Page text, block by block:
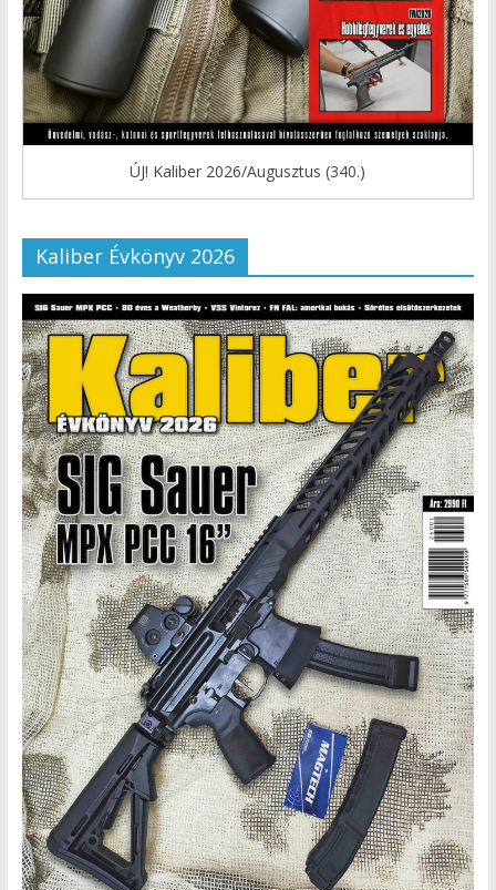
ÚJ! Kaliber 2026/Augusztus (340.)
Kaliber Évkönyv 2026